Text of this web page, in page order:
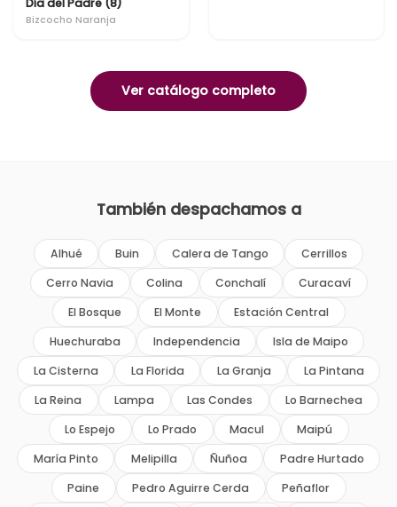
Día del Padre (8)
Bizcocho Naranja
Ver catálogo completo
También despachamos a
Alhué Buin Calera de Tango
Cerrillos
Cerro Navia
Colina Conchalí
Curacaví
El Bosque
El Monte
Estación Central
Huechuraba
Independencia
Isla de Maipo
La Cisterna
La Florida La Granja
La Pintana
La Reina
Lampa Las Condes
Lo Barnechea
Lo Espejo
Lo Prado Macul
Maipú
María Pinto
Melipilla Ñuñoa
Padre Hurtado
Paine
Pedro Aguirre Cerda Peñaflor